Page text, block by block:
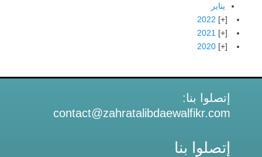
يناير
2022
2021
2020
إتصلوا بنا:
contact@zahratalibdaewalfikr.com
إتصلوا بنا